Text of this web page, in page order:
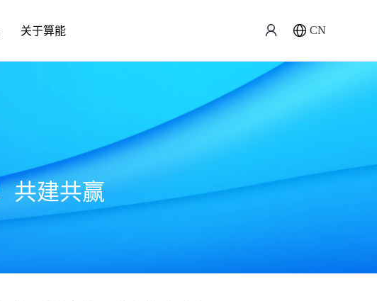
关于算能 CN
共建共赢